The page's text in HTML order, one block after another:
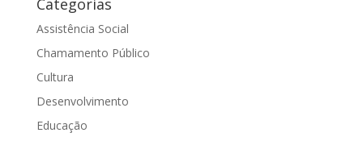
Categorias
Assistência Social
Chamamento Público
Cultura
Desenvolvimento
Educação